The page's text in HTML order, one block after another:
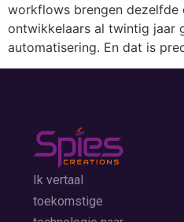
workflows brengen
ontwikkelaars al twintig jaar
automatisering. En dat is
Ik vertaal
toekomstige